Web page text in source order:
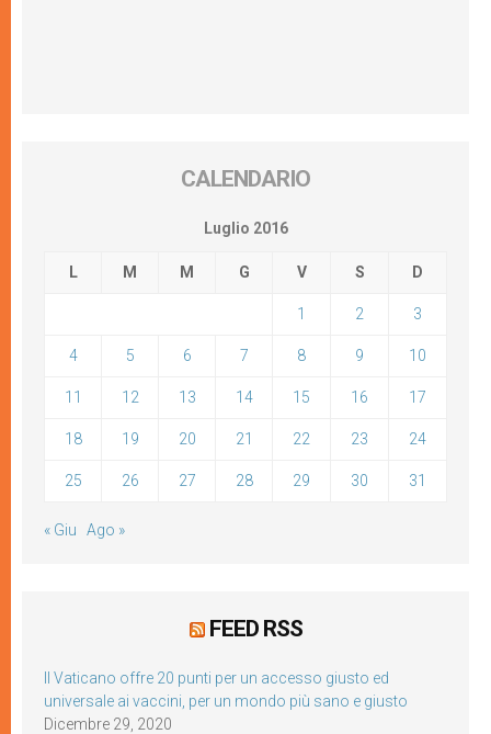
CALENDARIO
Luglio 2016
L M M G V S D
1 2 3
4 5 6 7 8 9 10
11 12 13 14 15 16 17
18 19 20 21 22 23 24
25 26 27 28 29 30 31
« Giu Ago »
FEED RSS
Il Vaticano offre 20 punti per un accesso giusto ed
universale ai vaccini, per un mondo più sano e giusto
Dicembre 29, 2020